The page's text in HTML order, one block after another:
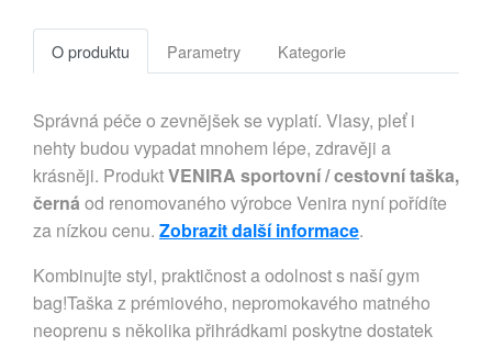
O produktu Parametry Kategorie
Správná péče o zevnějšek se vyplatí. Vlasy, pleť i
nehty budou vypadat mnohem lépe, zdravěji a
krásněji. ProduktVENIRA sportovní / cestovní taška,
černá od renomovaného výrobce Venira nyní pořídíte
za nízkou cenu. Zobrazit další informace.
Kombinujte styl, praktičnost a odolnost s naší gym
bag!Taška z prémiového, nepromokavého matného
neoprenu s několika přihrádkami poskytne dostatek